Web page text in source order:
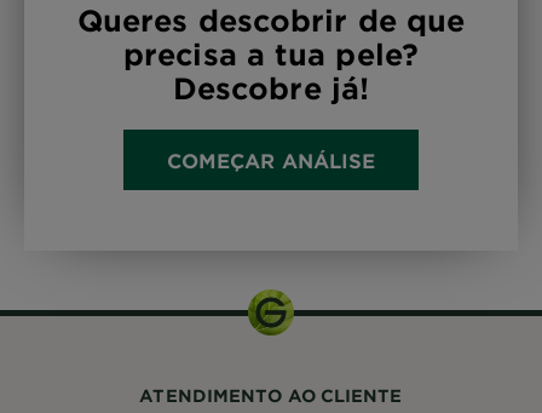
Queres descobrir de que
precisa a tua pele?
Descobre já!
COMEÇAR ANÁLISE
ATENDIMENTO AO CLIENTE